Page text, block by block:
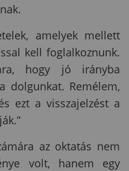
amelyek mellett
kell foglalkoznunk.
hogy jó irányba
dolgunkat. Remélem,
ezt a visszajelzést a
az oktatás nem
volt, hanem egy